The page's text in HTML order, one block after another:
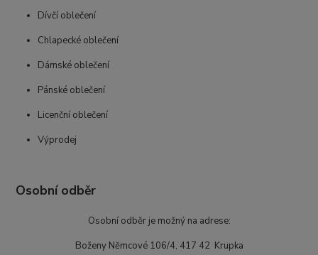
Dívčí oblečení
Chlapecké oblečení
Dámské oblečení
Pánské oblečení
Licenční oblečení
Výprodej
Osobní odběr
Osobní odběr je možný na adrese:
Boženy Němcové 106/4, 417 42 Krupka